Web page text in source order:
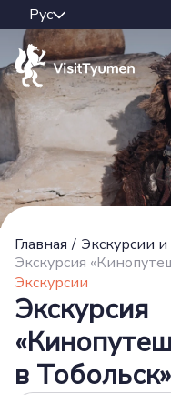
Главная / Экскурсии
Экскурсия
Экскурсии
Экскурсия
в Тобольск»